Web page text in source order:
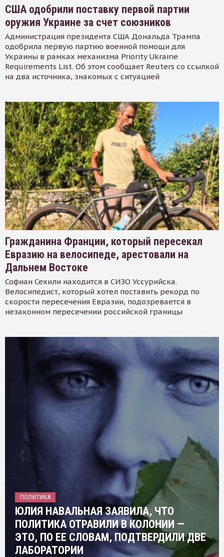
США одобрили поставку первой партии
оружия Украине за счет союзников
Администрация президента США Дональда Трампа
одобрила первую партию военной помощи для
Украины в рамках механизма Priority Ukraine
Requirements List. Об этом сообщает Reuters со ссылкой
на два источника, знакомых с ситуацией
Гражданина Франции, который пересекал
Евразию на велосипеде, арестовали на
Дальнем Востоке
Софиан Сехили находится в СИЗО Уссурийска.
Велосипедист, который хотел поставить рекорд по
скорости пересечения Евразии, подозревается в
незаконном пересечении российской границы
ПОЛИТИКА
ЮЛИЯ НАВАЛЬНАЯ ЗАЯВИЛА, ЧТО
ПОЛИТИКА ОТРАВИЛИ В КОЛОНИИ —
ЭТО, ПО ЕЕ СЛОВАМ, ПОДТВЕРДИЛИ ДВЕ
ЛАБОРАТОРИИ